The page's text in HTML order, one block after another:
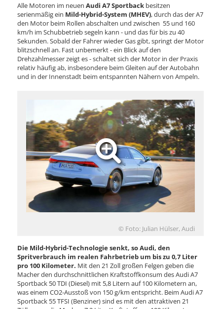
Alle Motoren im neuen Audi A7 Sportback besitzen
serienmäßig ein Mild-Hybrid-System (MHEV), durch das der A7
den Motor beim Rollen abschalten und zwischen 55 und 160
km/h im Schubbetrieb segeln kann - und das für bis zu 40
Sekunden. Sobald der Fahrer wieder Gas gibt, springt der Motor
blitzschnell an. Fast unbemerkt - ein Blick auf den
Drehzahlmesser zeigt es - schaltet sich der Motor in der Praxis
relativ häufig ab, insbesondere beim Gleiten auf der Autobahn
und in der Innenstadt beim entspannten Nähern von Ampeln.
© Foto: Julian Hülser, Audi
Die Mild-Hybrid-Technologie senkt, so Audi, den
Spritverbrauch im realen Fahrbetrieb um bis zu 0,7 Liter
pro 100 Kilometer. Mit den 21 Zoll großen Felgen geben die
Macher den durchschnittlichen Kraftstoffkonsum des Audi A7
Sportback 50 TDI (Diesel) mit 5,8 Litern auf 100 Kilometern an,
was einem CO2-Ausstoß von 150 g/km entspricht. Beim Audi A7
Sportback 55 TFSI (Benziner) sind es mit den attraktiven 21